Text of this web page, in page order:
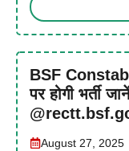
BSF
पर होगी भर्ती
August 27, 2025